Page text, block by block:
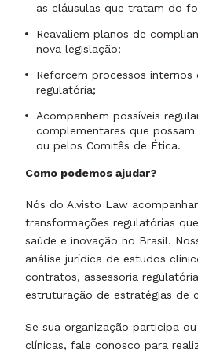
as cláusulas que tratam do
Reavaliem planos de
nova legislação;
Reforcem processos internos
regulatória;
Acompanhem possíveis
complementares que possam
ou pelos Comitês de Ética.
Como podemos ajudar?
Nós do A.visto Law
transformações regulatórias
saúde e inovação no Brasil.
análise jurídica de estudos
contratos, assessoria
estruturação de estratégias de
Se sua organização participa
clínicas, fale conosco para